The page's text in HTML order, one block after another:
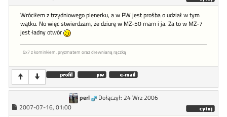
Wróciłem z trzydniowego plenerku, a w PW jest prośba o udział w tym
wątku. No więc stwierdzam, że dziurę w MZ-50 mam i ja. Za to w MZ-7
jest ładny otwór
6x7 z kominkiem, pryzmatem oraz drewnianą rączką
perl
Dołączył: 24 Wrz 2006
2007-07-16, 01:00